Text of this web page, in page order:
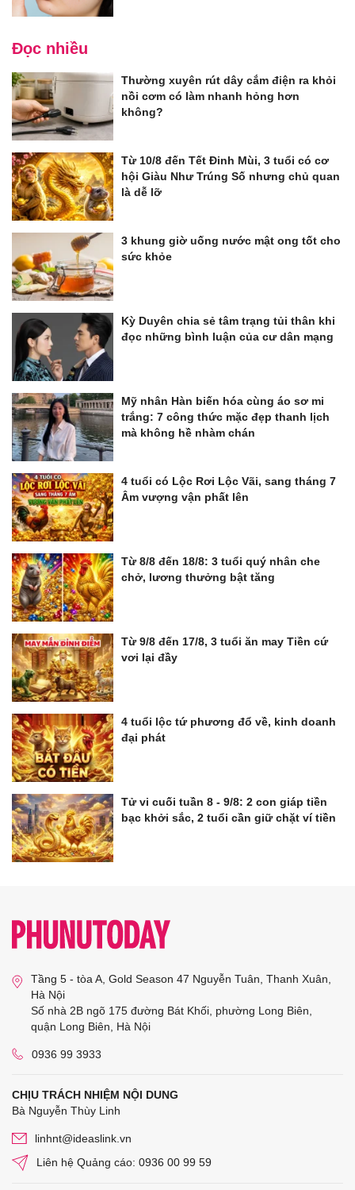
Đọc nhiều
Thường xuyên rút dây cắm điện ra khỏi
nồi cơm có làm nhanh hỏng hơn
không?
Từ 10/8 đến Tết Đinh Mùi, 3 tuổi có cơ
hội Giàu Như Trúng Số nhưng chủ quan
là dễ lỡ
3 khung giờ uống nước mật ong tốt cho
sức khỏe
Kỳ Duyên chia sẻ tâm trạng tủi thân khi
đọc những bình luận của cư dân mạng
Mỹ nhân Hàn biến hóa cùng áo sơ mi
trắng: 7 công thức mặc đẹp thanh lịch
mà không hề nhàm chán
4 tuổi có Lộc Rơi Lộc Vãi, sang tháng 7
Âm vượng vận phất lên
Từ 8/8 đến 18/8: 3 tuổi quý nhân che
chở, lương thưởng bật tăng
Từ 9/8 đến 17/8, 3 tuổi ăn may Tiền cứ
vơi lại đầy
4 tuổi lộc tứ phương đổ về, kinh doanh
đại phát
Tử vi cuối tuần 8 - 9/8: 2 con giáp tiền
bạc khởi sắc, 2 tuổi cần giữ chặt ví tiền
Tầng 5 - tòa A, Gold Season 47 Nguyễn Tuân, Thanh Xuân,
Hà Nội
Số nhà 2B ngõ 175 đường Bát Khối, phường Long Biên,
quận Long Biên, Hà Nội
0936 99 3933
CHỊU TRÁCH NHIỆM NỘI DUNG
Bà Nguyễn Thùy Linh
linhnt@ideaslink.vn
Liên hệ Quảng cáo: 0936 00 99 59